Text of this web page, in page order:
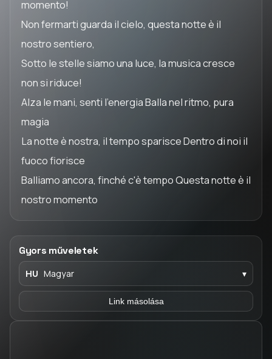
Gyors műveletek
HU Magyar ▾
Link másolása
momento!
Non fermarti guarda il cielo, questa notte è il
nostro sentiero,
Sotto le stelle siamo una luce, la musica cresce
non si riduce!
Alza le mani, senti l'energia Balla nel ritmo, pura
magia
La notte è nostra, il tempo sparisce Dentro di noi il
fuoco fiorisce
Balliamo ancora, finché c'è tempo Questa notte è il
nostro momento